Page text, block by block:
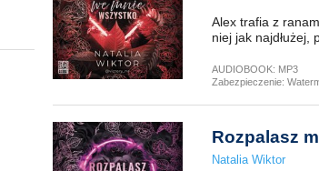
Alex trafia z
niej jak najdłużej,
AUDIOBOOK: MP3
Zabezpieczenie:
Rozpalasz
Natalia Wiktor